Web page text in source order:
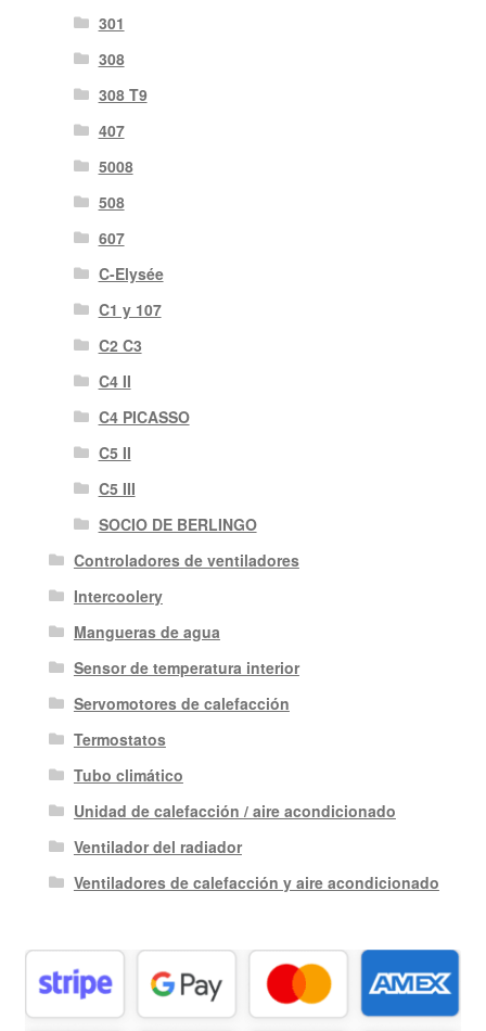
301
308
308 T9
407
5008
508
607
C-Elysée
C1 y 107
C2 C3
C4 II
C4 PICASSO
C5 II
C5 III
SOCIO DE BERLINGO
Controladores de ventiladores
Intercoolery
Mangueras de agua
Sensor de temperatura interior
Servomotores de calefacción
Termostatos
Tubo climático
Unidad de calefacción / aire acondicionado
Ventilador del radiador
Ventiladores de calefacción y aire acondicionado